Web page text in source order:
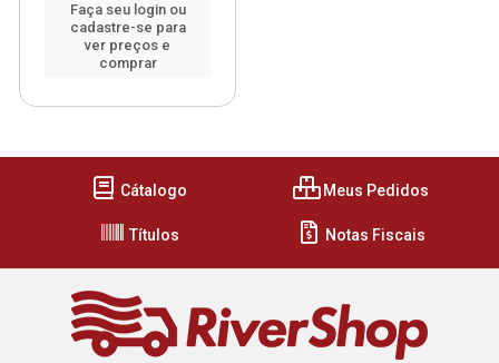
Faça seu login ou
cadastre-se para
ver preços e
comprar
Cátalogo Meus Pedidos
Títulos Notas Fiscais